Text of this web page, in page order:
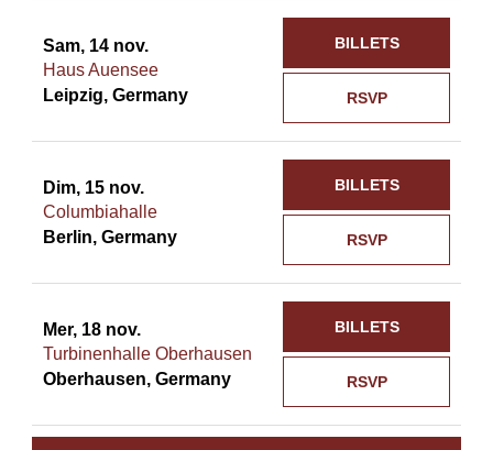
Sam, 14 nov.
Haus Auensee
Leipzig, Germany
RSVP
BILLETS
Dim, 15 nov.
Columbiahalle
Berlin, Germany
RSVP
BILLETS
Mer, 18 nov.
Turbinenhalle Oberhausen
Oberhausen, Germany
RSVP
BILLETS